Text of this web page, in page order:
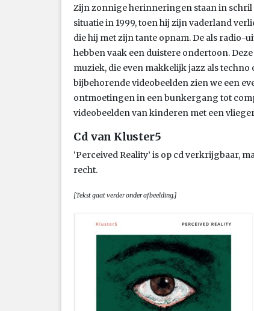
Zijn zonnige herinneringen staan in
situatie in 1999, toen hij zijn vaderland
die hij met zijn tante opnam. De als
hebben vaak een duistere ondertoon.
muziek, die even makkelijk jazz als
bijbehorende videobeelden zien we een
ontmoetingen in een bunkergang tot
videobeelden van kinderen met een
Cd van Kluster5
‘Perceived Reality’ is op cd verkrijgbaar,
recht.
[Tekst gaat verder onder afbeelding.]